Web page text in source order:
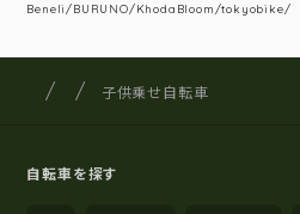
Beneli/BURUNO/KhodaBloom/tokyobike/
サイト内の現在地
サイクルショップナカゴヤ
子供乗せ自転車
自転車を探す